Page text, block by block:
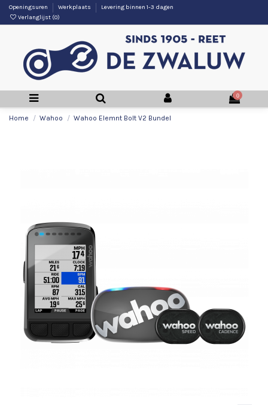
Openingsuren Werkplaats
Levering binnen 1-3 dagen
Verlanglijst (0)
0
Home Wahoo Wahoo Elemnt Bolt V2 Bundel